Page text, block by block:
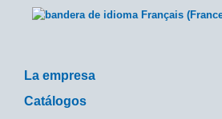
La empresa
Catálogos